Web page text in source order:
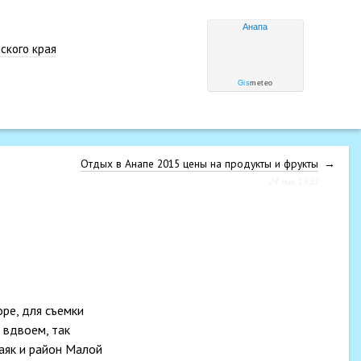
края
Анапа
Gismeteo
Отдых в Анапе 2015 цены на продукты и фрукты →
для съемки
так
и район Малой